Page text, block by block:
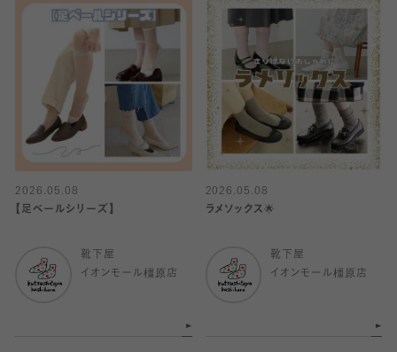
2026.05.08
【足ベールシリーズ】
靴下屋
イオンモール橿原店
2026.05.08
ラメソックス🌟
靴下屋
イオンモール橿原店